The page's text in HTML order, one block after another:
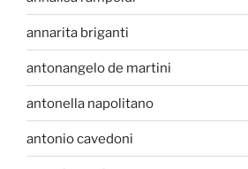
annarita briganti
antonangelo de martini
antonella napolitano
antonio cavedoni